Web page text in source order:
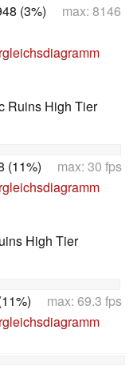
(3%) max: 8146
Ruins High Tier
(11%) max: 30 fps
High Tier
max: 69.3 fps